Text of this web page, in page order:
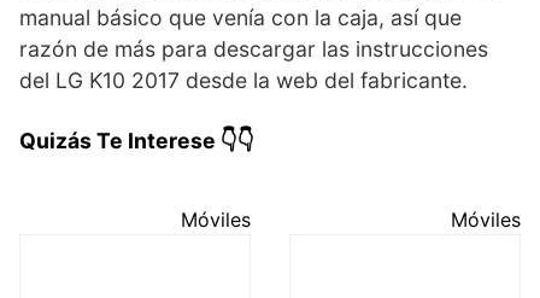
manual básico que venía con la caja, así que
razón de más para descargar las instrucciones
del LG K10 2017 desde la web del fabricante.
Quizás Te Interese 👇👇
Móviles Móviles